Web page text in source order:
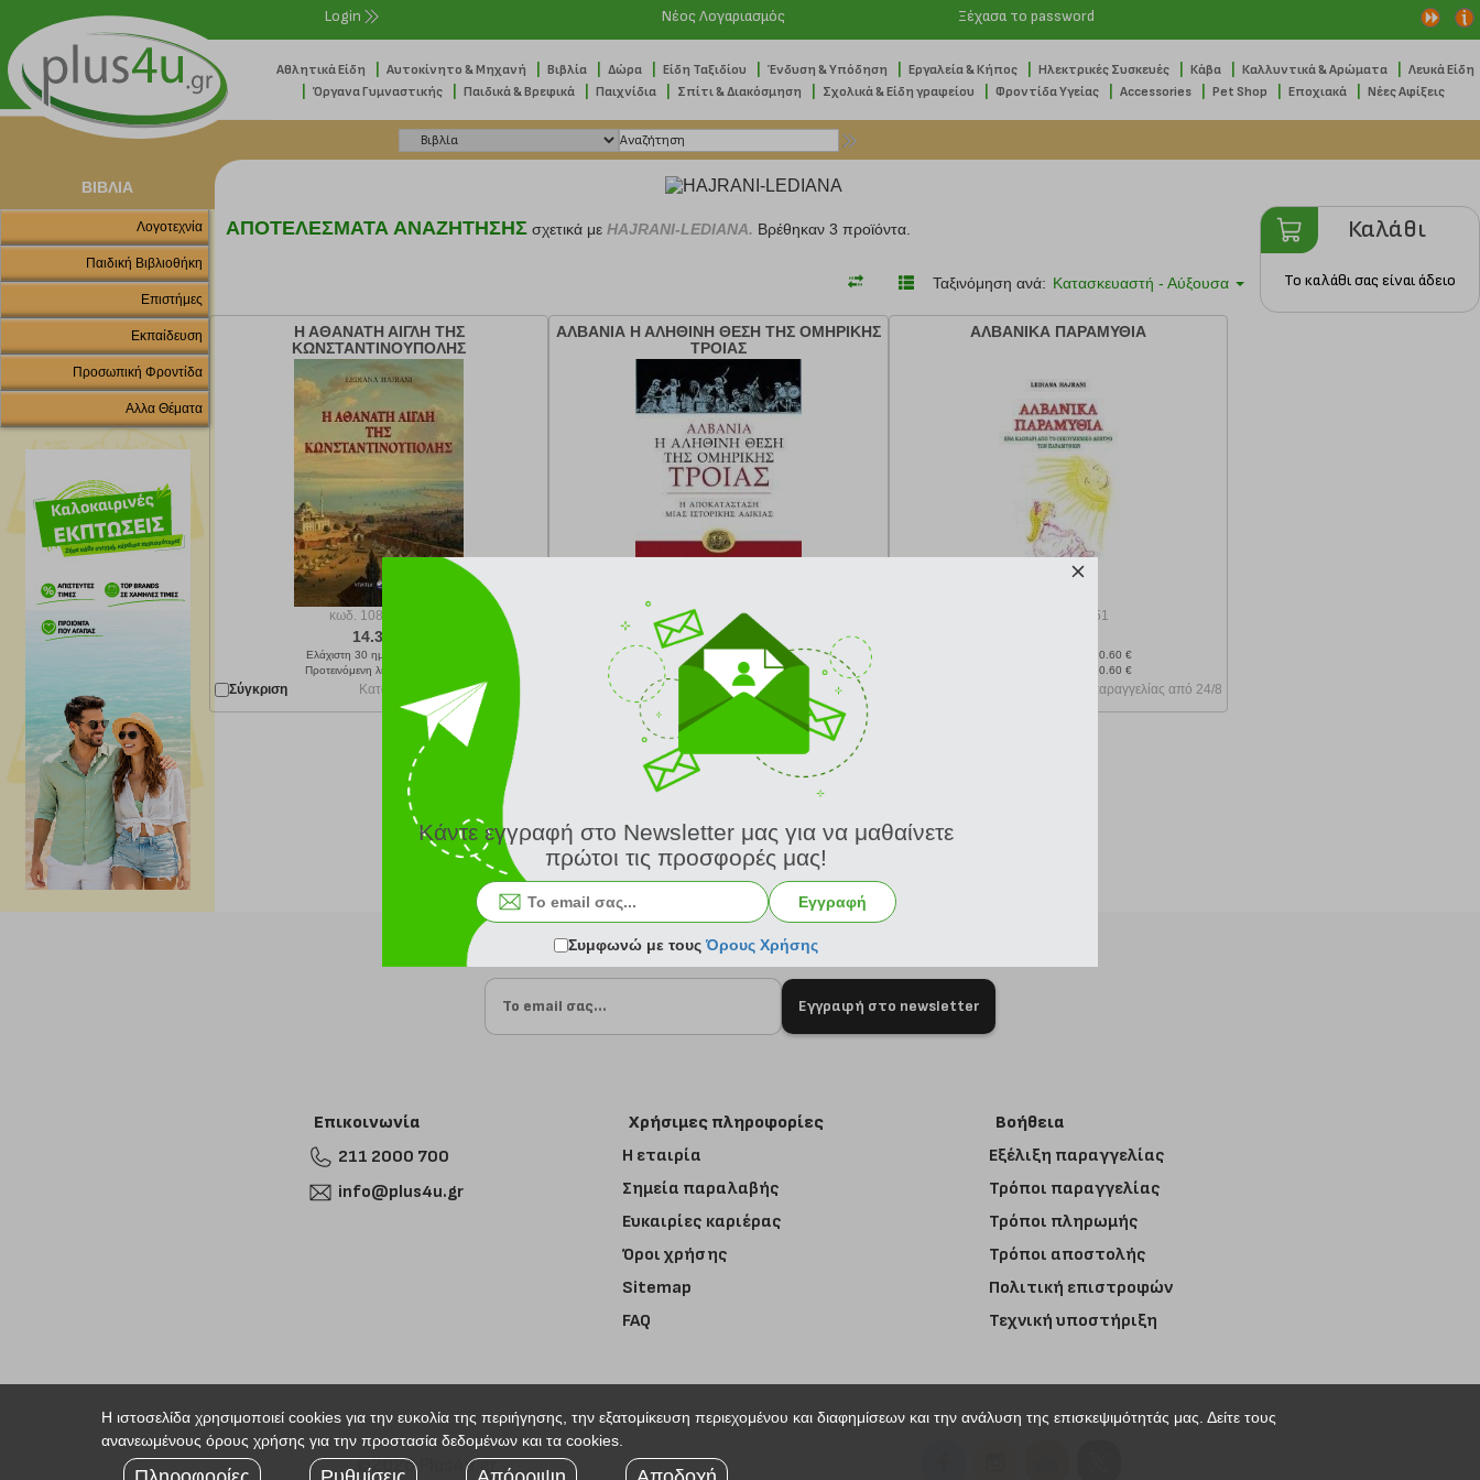
Login Νέος Λογαριασμός Ξέχασα το password
Αθλητικά Είδη Αυτοκίνητο & Μηχανή Βιβλία Δώρα Είδη Ταξιδίου Ένδυση & Υπόδηση Εργαλεία & Κήπος Ηλεκτρικές Συσκευές Κάβα Καλλυντικά & Αρώματα Λευκά Είδη
Όργανα Γυμναστικής Παιδικά & Βρεφικά Παιχνίδια Σπίτι & Διακόσμηση Σχολικά & Είδη γραφείου Φροντίδα Υγείας Accessories Pet Shop Εποχιακά Νέες Αφίξεις
ΒΙΒΛΙΑ
Λογοτεχνία
Παιδική Βιβλιοθήκη
Επιστήμες
Εκπαίδευση
Προσωπική Φροντίδα
Αλλα Θέματα
ΑΠΟΤΕΛΕΣΜΑΤΑ ΑΝΑΖΗΤΗΣΗΣ σχετικά με HAJRANI-LEDIANA. Βρέθηκαν 3 προϊόντα.
Ταξινόμηση ανά: Κατασκευαστή - Αύξουσα
Η ΑΘΑΝΑΤΗ ΑΙΓΛΗ ΤΗΣ
ΚΩΝΣΤΑΝΤΙΝΟΥΠΟΛΗΣ
κωδ. 108187162
14.31 €
Ελάχιστη 30 ημερών 15.90 €
Προτεινόμενη λιανική 15.90 €
Σύγκριση Κατόπιν παραγγελίας από 24/8
ΑΛΒΑΝΙΑ Η ΑΛΗΘΙΝΗ ΘΕΣΗ ΤΗΣ ΟΜΗΡΙΚΗΣ
ΤΡΟΙΑΣ
κωδ. 108187170
19.08 €
Ελάχιστη 30 ημερών 21.20 €
Προτεινόμενη λιανική 21.20 €
Σύγκριση Κατόπιν παραγγελίας από 24/8
ΑΛΒΑΝΙΚΑ ΠΑΡΑΜΥΘΙΑ
108187151
Ελάχιστη 30 ημερών 10.60 €
Προτεινόμενη λιανική 10.60 €
Κατόπιν παραγγελίας από 24/8
Καλάθι
Το καλάθι σας είναι άδειο
Εγγραφή στο newsletter
Επικοινωνία
211 2000 700
info@plus4u.gr
Χρήσιμες πληροφορίες
Η εταιρία
Σημεία παραλαβής
Ευκαιρίες καριέρας
Όροι χρήσης
Sitemap
FAQ
Βοήθεια
Εξέλιξη παραγγελίας
Τρόποι παραγγελίας
Τρόποι πληρωμής
Τρόποι αποστολής
Πολιτική επιστροφών
Τεχνική υποστήριξη
©2026 Plus4u.gr
Κάντε εγγραφή στο Newsletter μας για να μαθαίνετε
πρώτοι τις προσφορές μας!
Εγγραφή
Συμφωνώ με τουςΌρους Χρήσης
Η ιστοσελίδα χρησιμοποιεί cookies για την ευκολία της περιήγησης, την εξατομίκευση περιεχομένου και διαφημίσεων και την ανάλυση της επισκεψιμότητάς μας. Δείτε τους
ανανεωμένους όρους χρήσης για την προστασία δεδομένων και τα cookies.